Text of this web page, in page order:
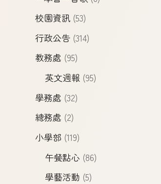
校園資訊 (53)
行政公告 (314)
教務處 (95)
英文週報 (95)
學務處 (32)
總務處 (2)
小學部 (119)
午餐點心 (86)
學藝活動 (5)